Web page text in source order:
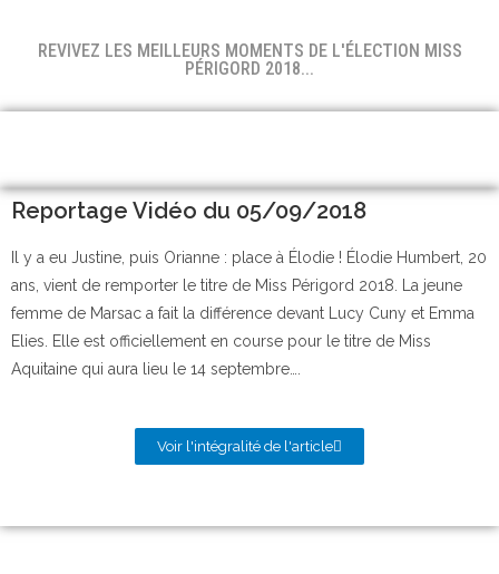
REVIVEZ LES MEILLEURS MOMENTS DE L'ÉLECTION MISS
PÉRIGORD 2018...
Reportage Vidéo du 05/09/2018
Il y a eu Justine, puis Orianne : place à Élodie ! Élodie Humbert, 20
ans, vient de remporter le titre de Miss Périgord 2018. La jeune
femme de Marsac a fait la différence devant Lucy Cuny et Emma
Elies. Elle est officiellement en course pour le titre de Miss
Aquitaine qui aura lieu le 14 septembre….
Voir l'intégralité de l'article